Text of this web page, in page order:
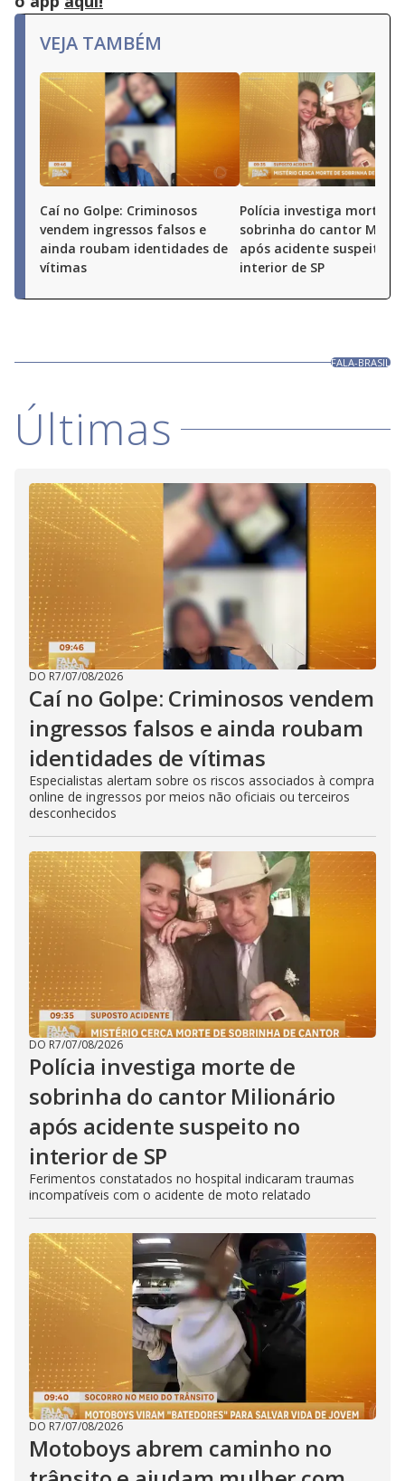
VEJA TAMBÉM
Caí no Golpe: Criminosos
vendem ingressos falsos e
ainda roubam identidades de
vítimas
Polícia investiga morte de
sobrinha do cantor
após acidente suspeito
interior de SP
FALA-BRASIL
Últimas
DO R7/07/08/2026
Caí no Golpe: Criminosos vendem
ingressos falsos e ainda roubam
identidades de vítimas
Especialistas alertam sobre os riscos associados à compra
online de ingressos por meios não oficiais ou terceiros
desconhecidos
DO R7/07/08/2026
Polícia investiga morte de
sobrinha do cantor Milionário
após acidente suspeito no
interior de SP
Ferimentos constatados no hospital indicaram traumas
incompatíveis com o acidente de moto relatado
DO R7/07/08/2026
Motoboys abrem caminho no